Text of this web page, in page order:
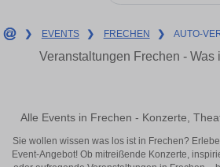
❯ EVENTS ❯ FRECHEN ❯ AUTO-
Veranstaltungen Frechen - Was
Alle Events in Frechen - Konzerte,
Sie wollen wissen was los ist in Frechen?
Event-Angebot! Ob mitreißende Konzerte,